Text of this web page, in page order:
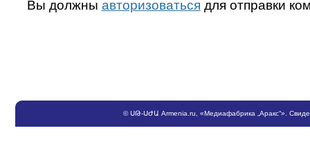
Вы должны авторизоваться для отправки
©ՍԹ-ՍԺԱ Armenia.ru , «Медиафабрика „Аракс“».